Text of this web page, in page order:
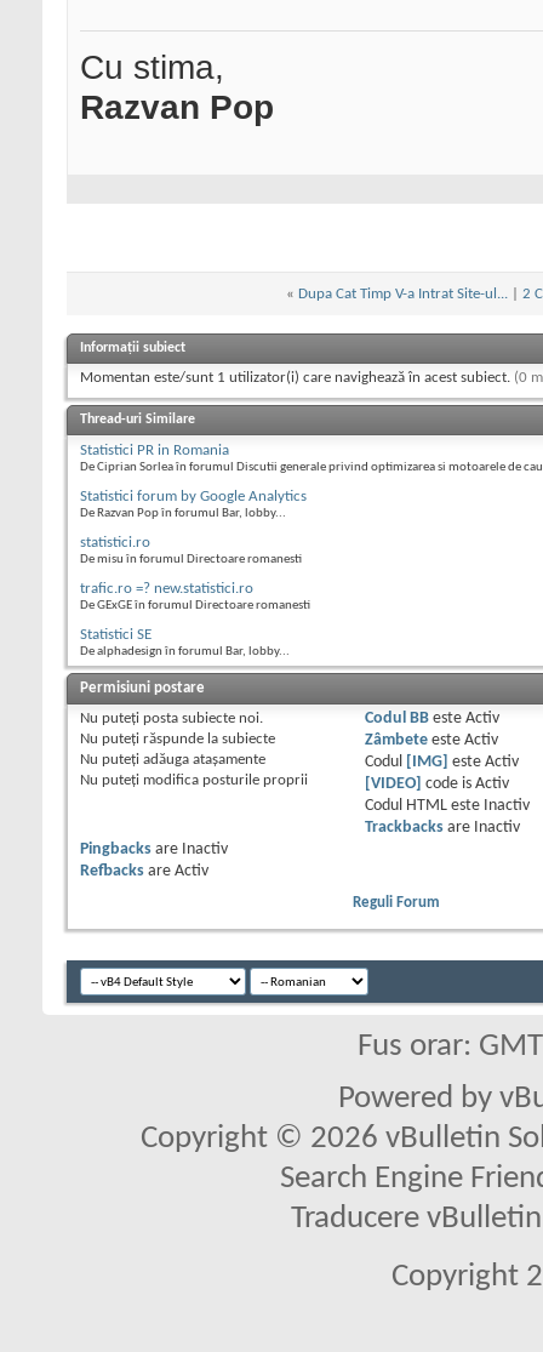
Cu stima,
Razvan Pop
« Dupa Cat Timp V-a Intrat Site-ul... 2
Informații subiect
Momentan este/sunt 1 utilizator(i) care navighează în acest subiect. (0
Thread-uri Similare
Statistici PR in Romania
De Ciprian Sorlea în forumul Discutii generale privind optimizarea si motoarele de
Statistici forum by Google Analytics
De Razvan Pop în forumul Bar, lobby...
statistici.ro
De misu în forumul Directoare romanesti
trafic.ro =? new.statistici.ro
De GExGE în forumul Directoare romanesti
Statistici SE
De alphadesign în forumul Bar, lobby...
Permisiuni postare
Nu puteţi posta subiecte noi.
Nu puteţi răspunde la subiecte
Nu puteţi adăuga ataşamente
Nu puteţi modifica posturile proprii
Codul BBeste Activ
Zâmbeteeste Activ
Codul
[IMG] este Activ
[VIDEO]
code is Activ
Codul HTML este
Inactiv
Trackbacksare
Inactiv
Pingbacks are
Inactiv
Refbacks are Activ
Reguli Forum
Fus orar:
Powered by
Copyright © 2026 vBulletin
Search Engine
Traducere
Copyright